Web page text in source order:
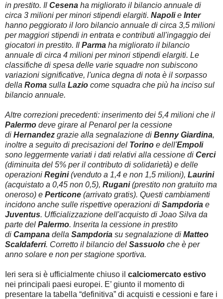
in prestito. Il Cesena ha migliorato il bilancio annuale di
circa 3 milioni per minori stipendi elargiti. Napolie Inter
hanno peggiorato il loro bilancio annuale di circa 3,5 milioni
per maggiori stipendi in entrata e contributi all'ingaggio dei
giocatori in prestito. Il Parma ha migliorato il bilancio
annuale di circa 4 milioni per minori stipendi elargiti. Le
classifiche di spesa delle varie squadre non subiscono
variazioni significative, l'unica degna di nota è il sorpasso
della Roma sulla Lazio come squadra che più ha inciso sul
bilancio annuale.
Altre correzioni precedenti: inserimento dei 5,4 milioni che il
Palermo deve girare al Penarol per la cessione
di Hernandez grazie alla segnalazione di Benny Giardina,
inoltre a seguito di precisazioni del Torino e dell'Empoli
sono leggermente variati i dati relativi alla cessione di Cerci
(diminuita del 5% per il contributo di solidarietà) e delle
operazioni Regini(venduto a 1,4 e non 1,5 milioni), Laurini
(acquistato a 0,45 non 0,5), Rugani(prestito non gratuito ma
oneroso) e Perticone (arrivato gratis). Questi cambiamenti
incidono anche sulle rispettive operazioni di Sampdoria e
Juventus. Ufficializzazione dell'acquisto di Joao Silva da
parte del Palermo. Inserita la cessione in prestito
di Campana della Sampdoria su segnalazione di Matteo
Scaldaferri. Corretto il bilancio del Sassuolo che è per
anno solare e non per stagione sportiva.
Ieri sera si è ufficialmente chiuso il calciomercato estivo
nei principali paesi europei. E’ giunto il momento di
presentare la tabella “definitiva” di acquisti e cessioni e fare i